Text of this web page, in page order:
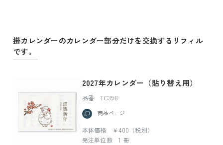
掛カレンダーのカレンダー部分だけを交換するリフィル
です。
2027年カレンダー（貼り替え用）
品番 TC398
商品ページ
本体価格 ￥400（税別）
発注単位数 1 冊